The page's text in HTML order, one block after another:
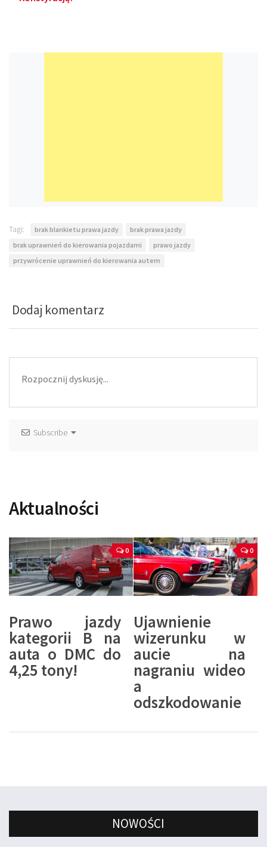
Tagi: brak blankietu prawa jazdy
brak prawa jazdy
brak uprawnień do kierowania pojazdami
prawo jazdy
przywrócenie uprawnień do kierowania autem
Dodaj komentarz
Subscribe
Aktualności
0
Prawo jazdy
kategorii B na
auta o DMC do
4,25 tony!
0
Ujawnienie
wizerunku w
aucie na
nagraniu wideo
a
odszkodowanie
NOWOŚCI